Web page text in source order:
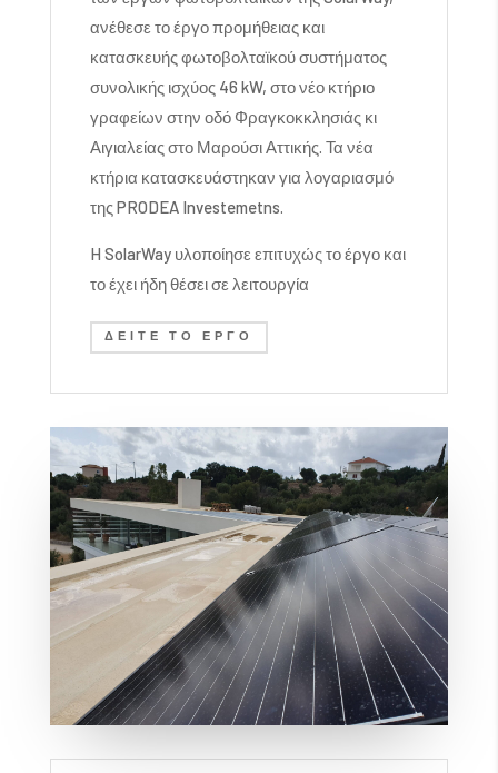
ανέθεσε το έργο προμήθειας και
κατασκευής φωτοβολταϊκού συστήματος
συνολικής ισχύος 46 kW, στο νέο κτήριο
γραφείων στην οδό Φραγκοκκλησιάς κι
Αιγιαλείας στο Μαρούσι Αττικής. Τα νέα
κτήρια κατασκευάστηκαν για λογαριασμό
της PRODEA Investemetns.
H SolarWay υλοποίησε επιτυχώς το έργο και
το έχει ήδη θέσει σε λειτουργία
ΔΕΊΤΕ ΤΟ ΈΡΓΟ